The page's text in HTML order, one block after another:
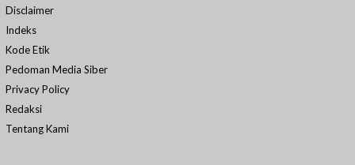
Disclaimer
Indeks
Kode Etik
Pedoman Media Siber
Privacy Policy
Redaksi
Tentang Kami